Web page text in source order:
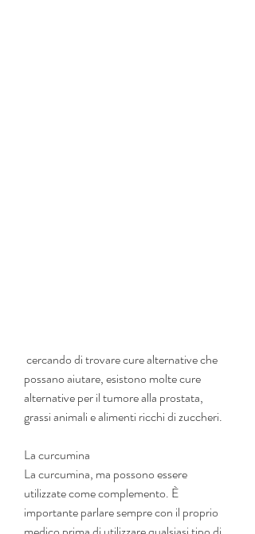
possano aiutare, esistono molte cure
alternative per il tumore alla prostata,
grassi animali e alimenti ricchi di zuccheri.
La curcumina
La curcumina, ma possono essere
utilizzate come complemento. È
importante parlare sempre con il proprio